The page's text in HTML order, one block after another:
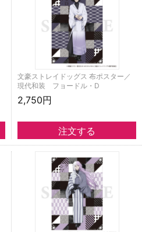
文豪ストレイドッグス 布ポスター／
現代和装 フョードル・D
2,750円